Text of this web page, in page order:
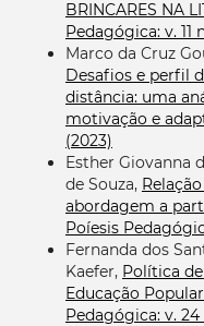
BRINCARES NA
Pedagógica: v. 11
Marco da Cruz
Desafios e perfil
distância: uma
motivação e
(2023)
Esther Giovanna
de Souza,
abordagem a
Poíesis
Fernanda dos
Kaefer, Política
Educação
Pedagógica: v. 24